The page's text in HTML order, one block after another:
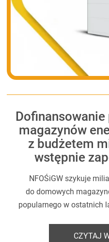
magazynów
z budżetem
wstępnie
NFOŚiGW szykuje
do domowych
popularnego w ostatnich
CZYTAJ